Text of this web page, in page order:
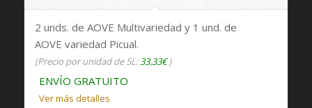
5.00
2 unds. de AOVE Multivariedad y 1 und. de
AOVE variedad Picual.
(Precio por unidad de 5L:33,33€)
ENVÍO GRATUITO
Ver más detalles